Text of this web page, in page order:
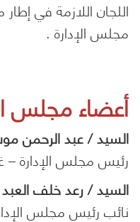
اللجان اللازمة في
مجلس الإدارة .
أعضاء مجلس
السيد / عبد الرحمن
رئيس مجلس الإدارة –
السيد / رعد خلف العبد
نائب رئيس مجلس